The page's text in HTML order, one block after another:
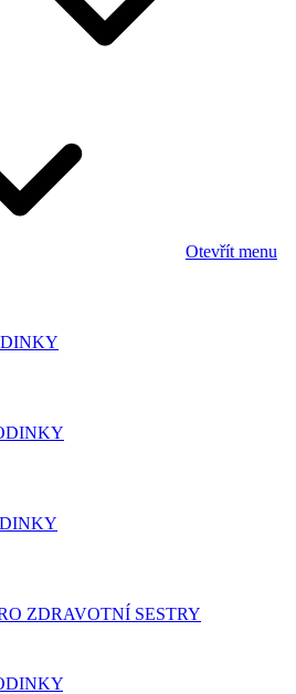
Otevřít menu
ZDRAVOTNÍ SESTRY